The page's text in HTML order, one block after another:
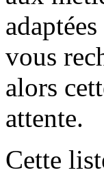
vous
alors
attente.
Cette